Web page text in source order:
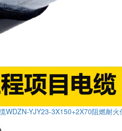
WDZN-YJY23-3X150+2X70阻燃耐